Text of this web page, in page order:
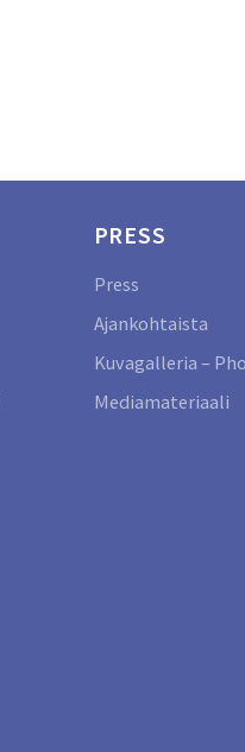
PRESS
Press
Ajankohtaista
Kuvagalleria –
Mediamateriaali